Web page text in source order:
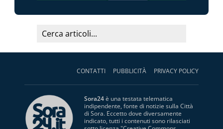
CONTATTI PUBBLICITÀ PRIVACY POLICY
Sora24è una testata telematica
indipendente, fonte di notizie sulla Città
di Sora. Eccetto dove diversamente
indicato, tutti i contenuti sono rilasciati